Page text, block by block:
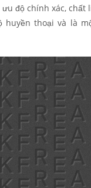
độ chính xác,
huyền thoại và là